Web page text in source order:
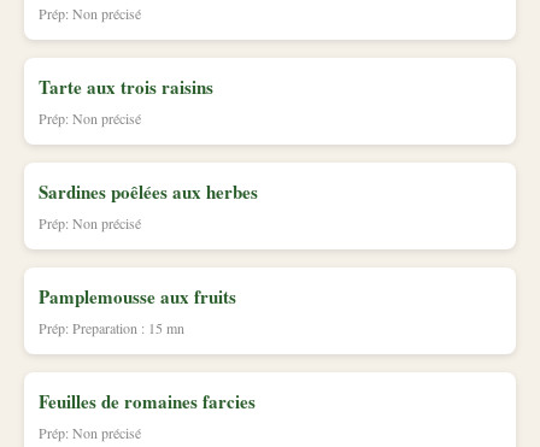
Prép: Non précisé
Tarte aux trois raisins
Prép: Non précisé
Sardines poêlées aux herbes
Prép: Non précisé
Pamplemousse aux fruits
Prép: Preparation : 15 mn
Feuilles de romaines farcies
Prép: Non précisé